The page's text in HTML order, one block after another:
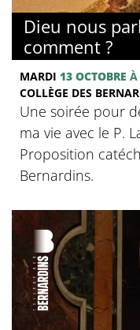
Dieu nous
comment ?
MARDI 13 OCTOBRE À
COLLÈGE DES
Une soirée pour
ma vie avec le P.
Proposition
Bernardins.